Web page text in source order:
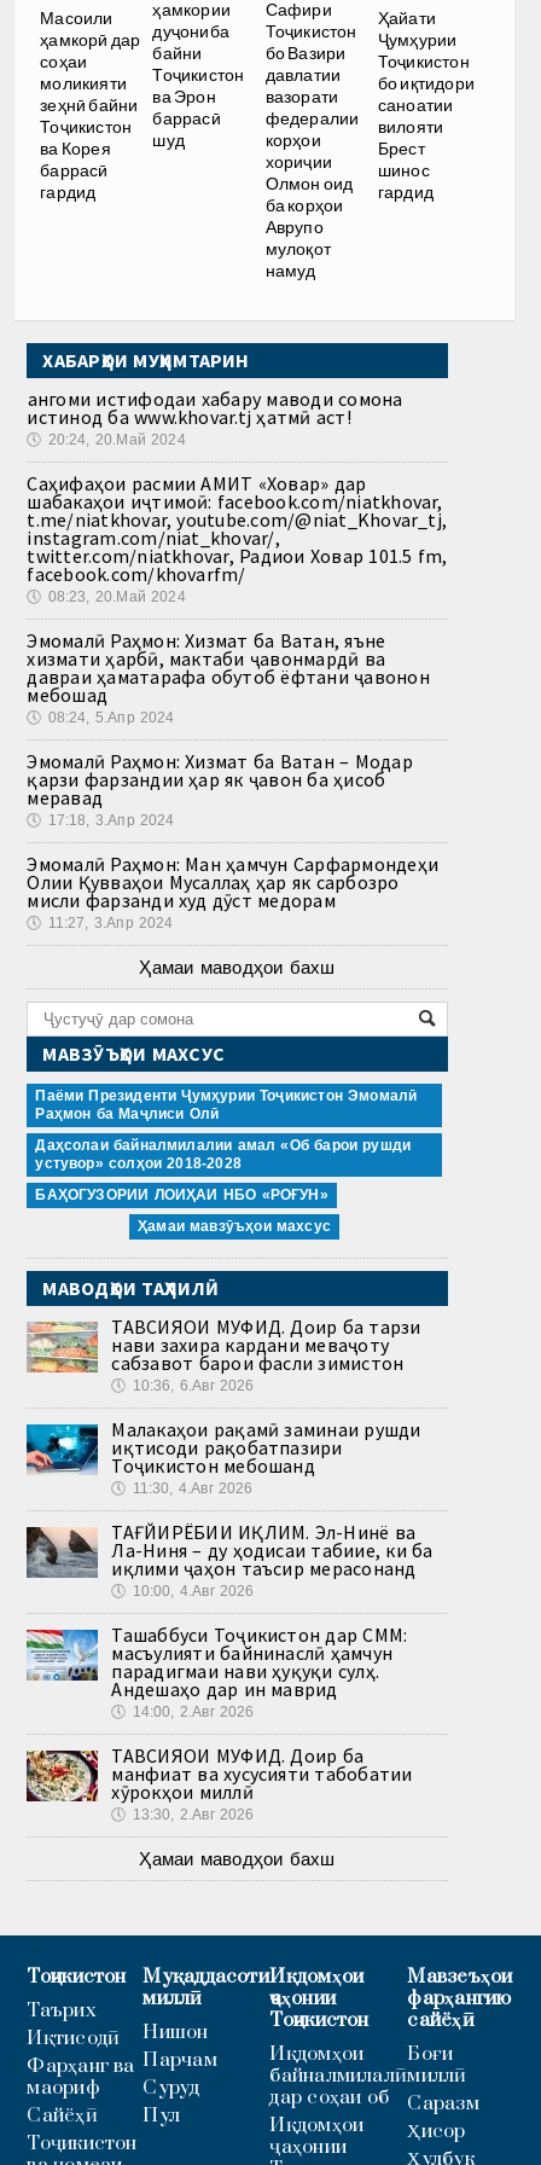
Масоили
ҳамкорӣ дар
соҳаи
моликияти
зеҳнӣ байни
Тоҷикистон
ва Корея
баррасӣ
гардид
ҳамкории
дуҷониба
байни
Тоҷикистон
ва Эрон
баррасӣ
шуд
Сафири
Тоҷикистон
бо Вазири
давлатии
вазорати
федералии
корҳои
хориҷии
Олмон оид
ба корҳои
Аврупо
мулоқот
намуд
Ҳайати
Ҷумҳурии
Тоҷикистон
бо иқтидори
саноатии
вилояти
Брест
шинос
гардид
ХАБАРҲОИ МУҲИМТАРИН
Ҳангоми истифодаи хабару маводи сомона
истинод ба www.khovar.tj ҳатмӣ аст!
🕔 20:24, 20.Май 2024
Саҳифаҳои расмии АМИТ «Ховар» дар
шабакаҳои иҷтимоӣ: facebook.com/niatkhovar,
t.me/niatkhovar, youtube.com/@niat_Khovar_tj,
instagram.com/niat_khovar/,
twitter.com/niatkhovar, Радиои Ховар 101.5 fm,
facebook.com/khovarfm/
🕔 08:23, 20.Май 2024
Эмомалӣ Раҳмон: Хизмат ба Ватан, яъне
хизмати ҳарбӣ, мактаби ҷавонмардӣ ва
давраи ҳаматарафа обутоб ёфтани ҷавонон
мебошад
🕔 08:24, 5.Апр 2024
Эмомалӣ Раҳмон: Хизмат ба Ватан – Модар
қарзи фарзандии ҳар як ҷавон ба ҳисоб
меравад
🕔 17:18, 3.Апр 2024
Эмомалӣ Раҳмон: Ман ҳамчун Сарфармондеҳи
Олии Қувваҳои Мусаллаҳ ҳар як сарбозро
мисли фарзанди худ дӯст медорам
🕔 11:27, 3.Апр 2024
Ҳамаи маводҳои бахш
МАВЗӮЪҲОИ МАХСУС
Паёми Президенти Ҷумҳурии Тоҷикистон Эмомалӣ
Раҳмон ба Маҷлиси Олӣ
Даҳсолаи байналмилалии амал «Об барои рушди
устувор» солҳои 2018-2028
БАҲОГУЗОРИИ ЛОИҲАИ НБО «РОҒУН»
Ҳамаи мавзӯъҳои махсус
МАВОДҲОИ ТАҲЛИЛӢ
ТАВСИЯҲОИ МУФИД. Доир ба тарзи
нави захира кардани меваҷоту
сабзавот барои фасли зимистон
🕔 10:36, 6.Авг 2026
Малакаҳои рақамӣ заминаи рушди
иқтисоди рақобатпазири
Тоҷикистон мебошанд
🕔 11:30, 4.Авг 2026
ТАҒЙИРЁБИИ ИҚЛИМ. Эл-Нинё ва
Ла-Ниня – ду ҳодисаи табиие, ки ба
иқлими ҷаҳон таъсир мерасонанд
🕔 10:00, 4.Авг 2026
Ташаббуси Тоҷикистон дар СММ:
масъулияти байнинаслӣ ҳамчун
парадигмаи нави ҳуқуқи сулҳ.
Андешаҳо дар ин маврид
🕔 14:00, 2.Авг 2026
ТАВСИЯҲОИ МУФИД. Доир ба
манфиат ва хусусияти табобатии
хӯрокҳои миллӣ
🕔 13:30, 2.Авг 2026
Ҳамаи маводҳои бахш
Тоҷикистон
Таърих
Иқтисодӣ
Фарҳанг ва
маориф
Сайёҳӣ
Тоҷикистон
Муқаддасоти
миллӣ
Нишон
Парчам
Суруд
Пул
Иқдомҳои
ҷаҳонии
Тоҷикистон
Иқдомҳои
байналмилалӣ
дар соҳаи об
Иқдомҳои
ҷаҳонии
Мавзеъҳои
фарҳангию
сайёҳӣ
Боғи
миллӣ
Саразм
Ҳисор
Ҳулбук